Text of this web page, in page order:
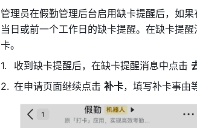
管理员在假勤管理后台启用缺卡提醒后，如
当日或前一个工作日的缺卡提醒。在缺卡提
卡。
收到缺卡提醒后，在缺卡提醒消息中点击
在申请页面继续点击 补卡，填写补卡事由